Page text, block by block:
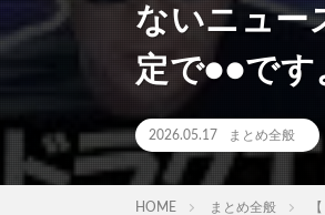
ないニュー
定で●●です
2026.05.17 まとめ全般
HOME まとめ全般